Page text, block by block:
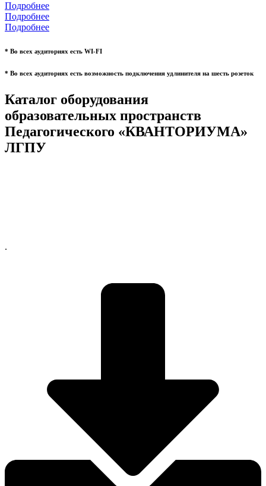
Подробнее
Подробнее
Подробнее
* Во всех аудиториях есть WI-FI
* Во всех аудиториях есть возможность подключения удлинителя на шесть розеток
Каталог оборудования
образовательных пространств
Педагогического «КВАНТОРИУМА»
ЛГПУ
.